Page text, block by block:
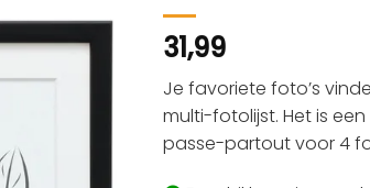
31,99
Je favoriete foto’s
multi-fotolijst. Het is
passe-partout voor 4